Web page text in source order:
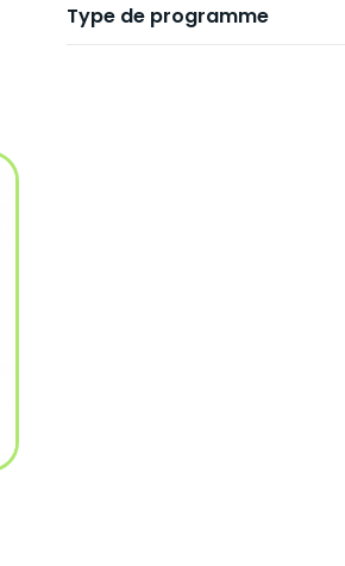
Type de programme